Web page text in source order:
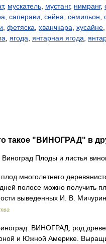
, мускатель мустанг, нимранг,
саперави сейна семильон
фетяска хванчкара хусайне
ягода янтарная ягода
такое "ВИНОГРАД" в
Плоды и листья
многолетнего
полосе можно получить
выведенных И. В.
ВИНОГРАД, род
и Южной Америке.